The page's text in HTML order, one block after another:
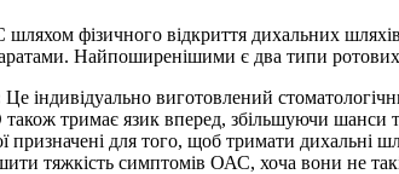
фізичного відкриття дихальних
Найпоширенішими є два типи ротових
Це індивідуально виготовлений
тримає язик вперед, збільшуючи шанси
призначені для того, щоб тримати
тяжкість симптомів ОАС, хоча вони не